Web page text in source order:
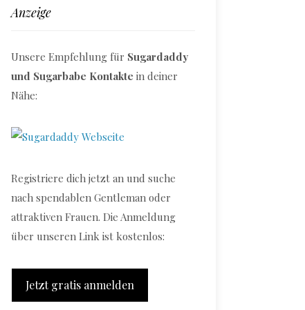
Anzeige
Unsere Empfehlung für Sugardaddy
und Sugarbabe Kontakte in deiner
Nähe:
Registriere dich jetzt an und suche
nach spendablen Gentleman oder
attraktiven Frauen. Die Anmeldung
über unseren Link ist kostenlos:
Jetzt gratis anmelden